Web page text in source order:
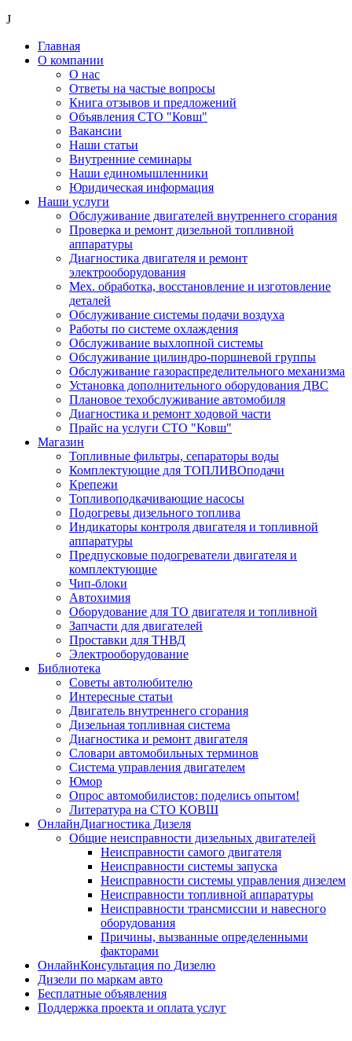
J
Главная
О компании
О нас
Ответы на частые вопросы
Книга отзывов и предложений
Объявления СТО "Ковш"
Вакансии
Наши статьи
Внутренние семинары
Наши единомышленники
Юридическая информация
Наши услуги
Обслуживание двигателей внутреннего сгорания
Проверка и ремонт дизельной топливной
аппаратуры
Диагностика двигателя и ремонт
электрооборудования
Мех. обработка, восстановление и изготовление
деталей
Обслуживание системы подачи воздуха
Работы по системе охлаждения
Обслуживание выхлопной системы
Обслуживание цилиндро-поршневой группы
Обслуживание газораспределительного механизма
Установка дополнительного оборудования ДВС
Плановое техобслуживание автомобиля
Диагностика и ремонт ходовой части
Прайс на услуги СТО "Ковш"
Магазин
Топливные фильтры, сепараторы воды
Комплектующие для ТОПЛИВОподачи
Крепежи
Топливоподкачивающие насосы
Подогревы дизельного топлива
Индикаторы контроля двигателя и топливной
аппаратуры
Предпусковые подогреватели двигателя и
комплектующие
Чип-блоки
Автохимия
Оборудование для ТО двигателя и топливной
Запчасти для двигателей
Проставки для ТНВД
Электрооборудование
Библиотека
Советы автолюбителю
Интересные статьи
Двигатель внутреннего сгорания
Дизельная топливная система
Диагностика и ремонт двигателя
Словари автомобильных терминов
Система управления двигателем
Юмор
Опрос автомобилистов: поделись опытом!
Литература на СТО КОВШ
ОнлайнДиагностика Дизеля
Общие неисправности дизельных двигателей
Неисправности самого двигателя
Неисправности системы запуска
Неисправности системы управления дизелем
Неисправности топливной аппаратуры
Неисправности трансмиссии и навесного
оборудования
Причины, вызванные определенными
факторами
ОнлайнКонсультация по Дизелю
Дизели по маркам авто
Бесплатные объявления
Поддержка проекта и оплата услуг